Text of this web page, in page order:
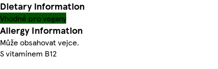
Dietary information
Vhodné pro vegany
Allergy Information
Může obsahovat vejce.
S vitamínem B12